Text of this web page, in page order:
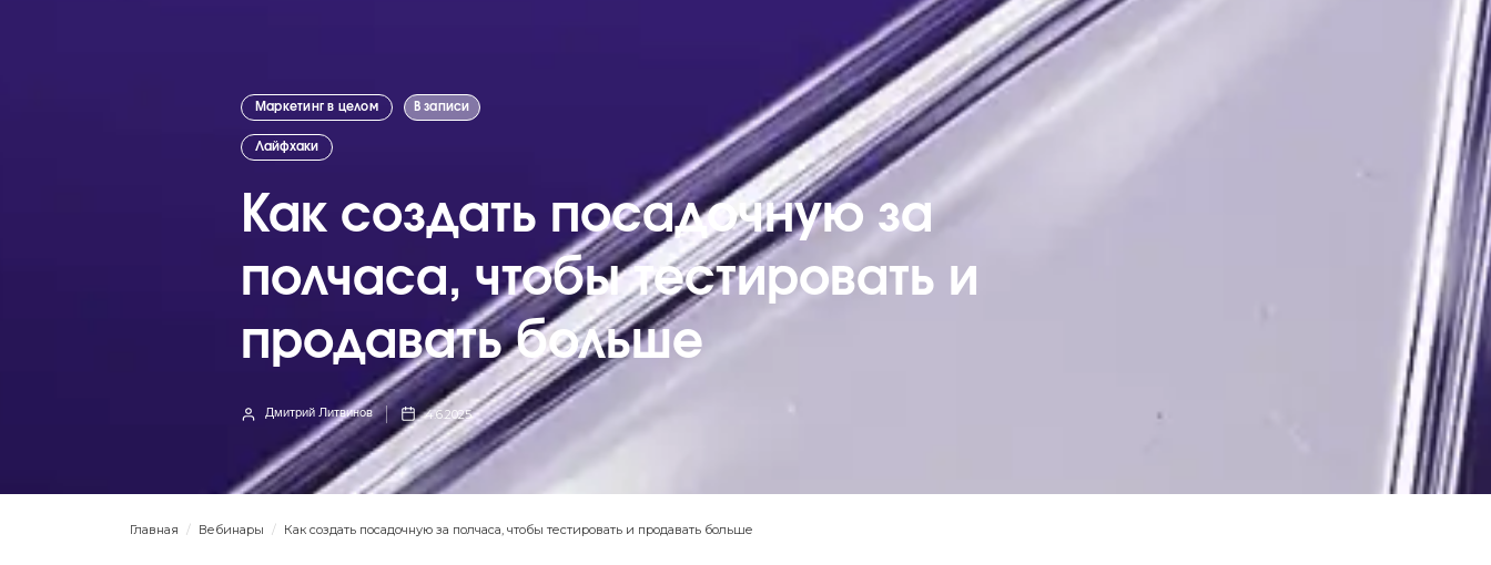
Маркетинг в целом В записи
Лайфхаки
Как создать посадочную за
полчаса, чтобы тестировать и
продавать больше
Дмитрий Литвинов 4.6.2025
Главная / Вебинары / Как создать посадочную за полчаса, чтобы тестировать и продавать больше